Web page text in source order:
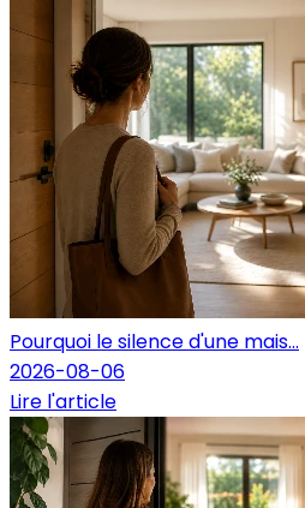
Pourquoi le silence d'une mais...
2026-08-06
Lire l'article